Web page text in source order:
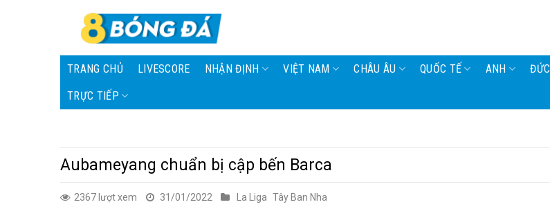
content
TRANG CHỦ
LIVESCORE NHẬN ĐỊNH VIỆT NAM CHÂU ÂU QUỐC TẾ ANH ĐỨC
TRỰC TIẾP
Aubameyang chuẩn bị cập bến Barca
2367 lượt xem 31/01/2022 La Liga Tây Ban Nha